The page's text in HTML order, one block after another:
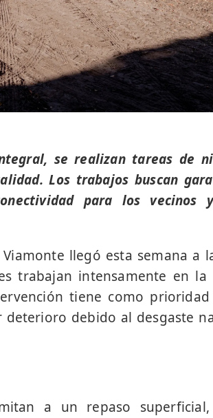
se realizan tareas de
Los trabajos buscan
para los vecinos
llegó esta semana a
trabajan intensamente en la
tiene como
debido al desgaste
a un repaso